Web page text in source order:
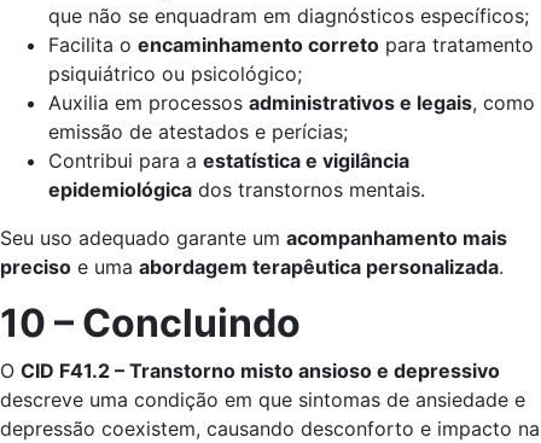
que não se enquadram em diagnósticos específicos;
Facilita o encaminhamento correto para tratamento
psiquiátrico ou psicológico;
Auxilia em processos administrativos e legais, como
emissão de atestados e perícias;
Contribui para a estatística e vigilância
epidemiológica dos transtornos mentais.
Seu uso adequado garante um acompanhamento mais
preciso e uma abordagem terapêutica personalizada.
10 – Concluindo
O CID F41.2 – Transtorno misto ansioso e depressivo
descreve uma condição em que sintomas de ansiedade e
depressão coexistem, causando desconforto e impacto na